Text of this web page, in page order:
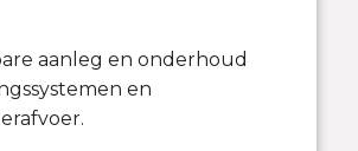
aanleg en onderhoud
en